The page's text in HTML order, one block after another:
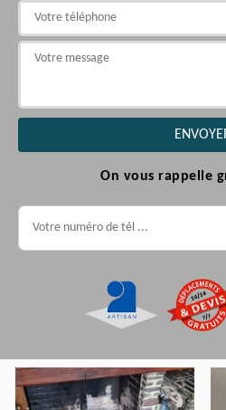
On vous rappelle